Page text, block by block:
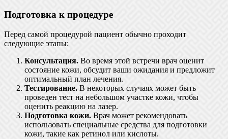
Подготовка к процедуре
Перед самой процедурой пациент обычно проходит
следующие этапы:
Консультация. Во время этой встречи врач оценит
состояние кожи, обсудит ваши ожидания и предложит
оптимальный план лечения.
Тестирование. В некоторых случаях может быть
проведен тест на небольшом участке кожи, чтобы
оценить реакцию на лазер.
Подготовка кожи. Врач может рекомендовать
использовать специальные средства для подготовки
кожи, такие как ретинол или кислоты.